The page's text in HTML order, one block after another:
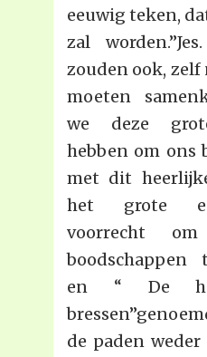
eeuwig teken,
zal
zouden ook,
moeten
we deze
hebben om ons
met dit
het grote
voorrecht
boodschappen
en “ De
de paden